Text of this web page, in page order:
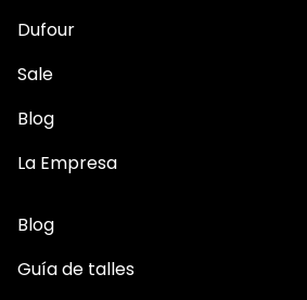
Dufour
Sale
Blog
La Empresa
Blog
Guía de talles